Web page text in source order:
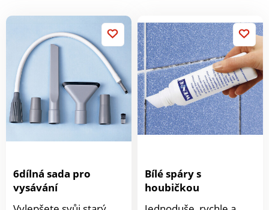
6dílná sada pro
vysávání
Bílé spáry s
houbičkou